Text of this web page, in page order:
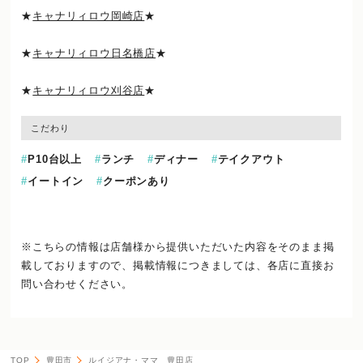
★ キャナリィロウ岡崎店★
★ キャナリィロウ日名橋店★
★ キャナリィロウ刈谷店★
こだわり
P10台以上 ランチ ディナー
テイクアウト
イートイン
クーポンあり
※こちらの情報は店舗様から提供いただいた内容をそのまま掲
載しておりますので、掲載情報につきましては、各店に直接お
問い合わせください。
TOP 豊田市 ルイジアナ・ママ 豊田店